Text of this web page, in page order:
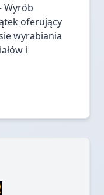
Wyrób
oferujący
wyrabiania
i